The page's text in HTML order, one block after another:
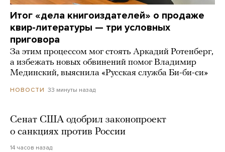
Итог «дела книгоиздателей» о продаже
квир-литературы — три условных
приговора
За этим процессом мог стоять Аркадий Ротенберг,
а избежать новых обвинений помог Владимир
Мединский, выяснила «Русская служба Би-би-си»
НОВОСТИ 33 минуты назад
Сенат США одобрил законопроект
о санкциях против России
14 часов назад